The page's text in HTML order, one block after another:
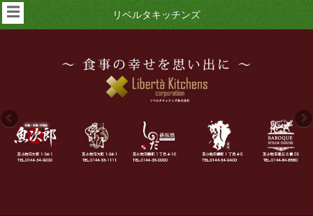
リベルタキッチンズ
☰